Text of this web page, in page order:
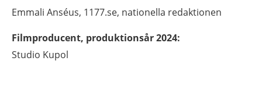
Emmali Anséus, 1177.se, nationella redaktionen
Filmproducent, produktionsår 2024:
Studio Kupol